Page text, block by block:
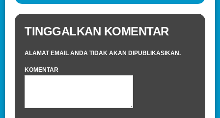
TINGGALKAN KOMENTAR
ALAMAT EMAIL ANDA TIDAK AKAN DIPUBLIKASIKAN.
KOMENTAR